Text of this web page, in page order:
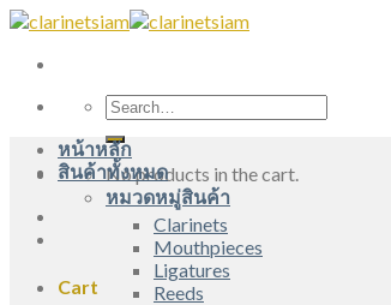
Skip
content
Search
for:
No products in the cart.
Cart
หน้าหลัก
สินค้าทั้งหมด
หมวดหมู่สินค้า
Clarinets
Mouthpieces
Ligatures
Reeds